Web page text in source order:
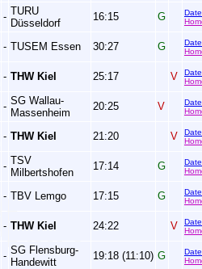
- TURU
Düsseldorf
16:15 G
- TUSEM Essen 30:27 G
- THW Kiel 25:17 V
- SG Wallau-
Massenheim
20:25 V
- THW Kiel 21:20 V
- TSV
Milbertshofen
17:14 G
- TBV Lemgo 17:15 G
- THW Kiel 24:22 V
- SG Flensburg-
Handewitt
19:18 (11:10) G